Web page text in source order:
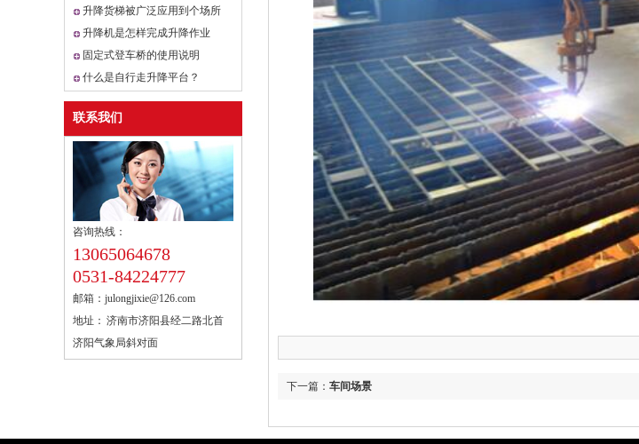
（一）
升降货梯被广泛应用到个场所
升降机是怎样完成升降作业
的？
固定式登车桥的使用说明
什么是自行走升降平台？
联系我们
咨询热线：
13065064678
0531-84224777
邮箱：julongjixie@126.com
地址： 济南市济阳县经二路北首
济阳气象局斜对面
下一篇： 车间场景